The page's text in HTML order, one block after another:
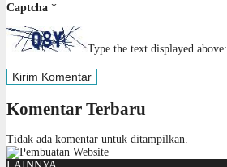
Captcha *
Type the text displayed above:
Komentar Terbaru
Tidak ada komentar untuk ditampilkan.